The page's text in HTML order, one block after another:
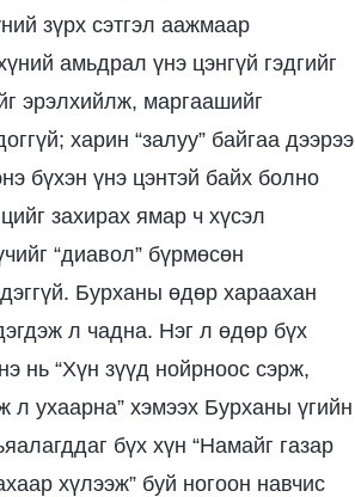
зүрх сэтгэл аажмаар
амьдрал үнэ цэнгүй гэдгийг
эрэлхийлж, маргаашийг
харин “залуу” байгаа дээрээ
бүхэн үнэ цэнтэй байх болно
захирах ямар ч хүсэл
“диавол” бүрмөсөн
Бурханы өдөр хараахан
л чадна. Нэг л өдөр бүх
нь “Хүн зүүд нойрноос сэрж,
ухаарна” хэмээх Бурханы үгийн
бүх хүн “Намайг газар
хүлээж” буй ногоон навчис